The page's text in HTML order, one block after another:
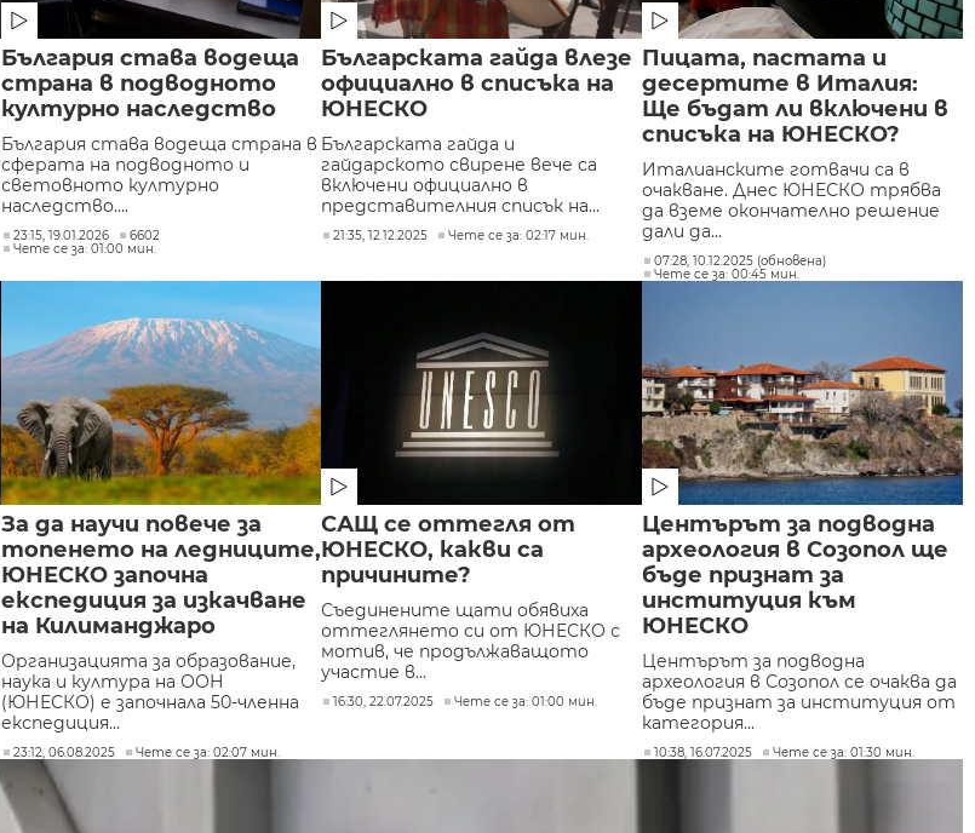
България става водеща
страна в подводното
културно наследство
България става водеща страна в
сферата на подводното и
световното културно
наследство....
23:15, 19.01.2026
6602
Чете се за: 01:00 мин.
Българската гайда влезе
официално в списъка на
ЮНЕСКО
Българската гайда и
гайдарското свирене вече са
включени официално в
представителния списък на...
21:35, 12.12.2025 Чете се за: 02:17 мин.
Пицата, пастата и
десертите в Италия:
Ще бъдат ли включени в
списъка на ЮНЕСКО?
Италианските готвачи са в
очакване. Днес ЮНЕСКО трябва
да вземе окончателно решение
дали да...
07:28, 10.12.2025 (обновена)
Чете се за: 00:45 мин.
За да научи повече за
топенето на ледниците,
ЮНЕСКО започна
експедиция за изкачване
на Килиманджаро
Организацията за образование,
наука и култура на ООН
(ЮНЕСКО) е започнала 50-членна
експедиция...
23:12, 06.08.2025 Чете се за: 02:07 мин.
САЩ се оттегля от
ЮНЕСКО, какви са
причините?
Съединените щати обявиха
оттеглянето си от ЮНЕСКО с
мотив, че продължаващото
участие в...
16:30, 22.07.2025 Чете се за: 01:00 мин.
Центърът за подводна
археология в Созопол ще
бъде признат за
институция към
ЮНЕСКО
Центърът за подводна
археология в Созопол се очаква да
бъде признат за институция от
категория...
10:38, 16.07.2025 Чете се за: 01:30 мин.